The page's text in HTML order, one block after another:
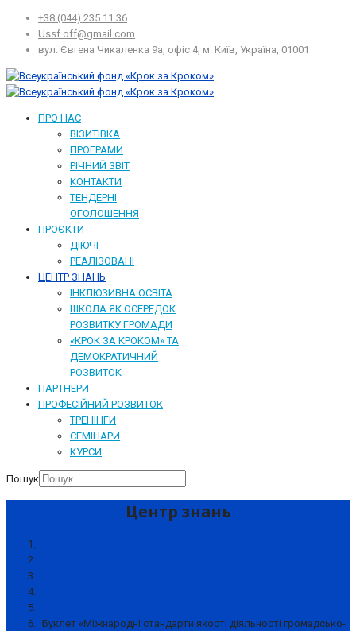
+38 (044) 235 11 36
Ussf.off@gmail.com
вул. Євгена Чикаленка 9а, офіс 4, м. Київ, Україна, 01001
ПРО НАС
ВІЗИТІВКА
ПРОГРАМИ
РІЧНИЙ ЗВІТ
КОНТАКТИ
ТЕНДЕРНІ
ОГОЛОШЕННЯ
ПРОЄКТИ
ДІЮЧІ
РЕАЛІЗОВАНІ
ЦЕНТР ЗНАНЬ
ІНКЛЮЗИВНА ОСВІТА
ШКОЛА ЯК ОСЕРЕДОК
РОЗВИТКУ ГРОМАДИ
«КРОК ЗА КРОКОМ» ТА
ДЕМОКРАТИЧНИЙ
РОЗВИТОК
ПАРТНЕРИ
ПРОФЕСІЙНИЙ РОЗВИТОК
ТРЕНІНГИ
СЕМІНАРИ
КУРСИ
Пошук
Центр знань
Буклет «Міжнародні стандарти якості діяльності громадсько-